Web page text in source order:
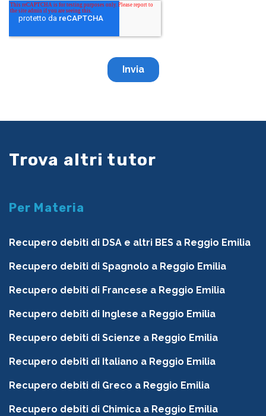
Trova altri tutor
Per Materia
Recupero debiti di DSA e altri BES a Reggio Emilia
Recupero debiti di Spagnolo a Reggio Emilia
Recupero debiti di Francese a Reggio Emilia
Recupero debiti di Inglese a Reggio Emilia
Recupero debiti di Scienze a Reggio Emilia
Recupero debiti di Italiano a Reggio Emilia
Recupero debiti di Greco a Reggio Emilia
Recupero debiti di Chimica a Reggio Emilia